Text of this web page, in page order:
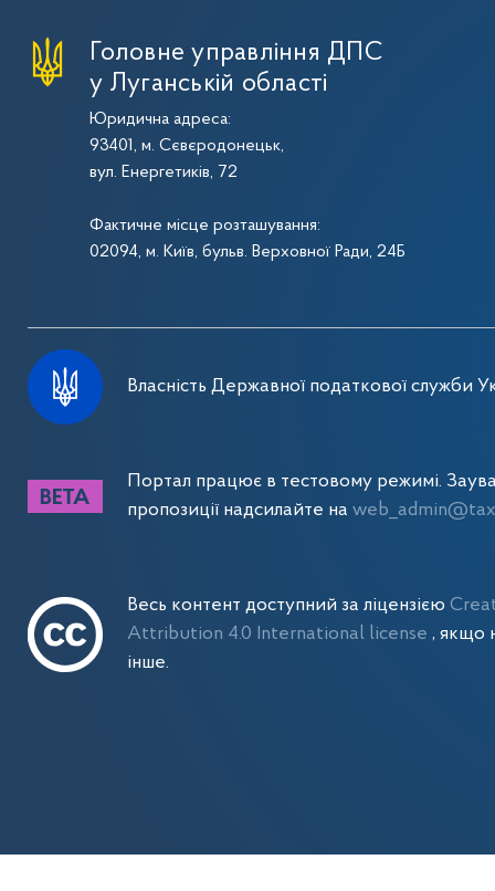
Головне управління ДПС
у Луганській області
Юридична адреса:
93401, м. Сєвєродонецьк,
вул. Енергетиків, 72
Фактичне місце розташування:
02094, м. Київ, бульв. Верховної Ради, 24Б
Власність Державної податкової служби
Портал працює в тестовому режимі.
пропозиції надсилайте на
Весь контент доступний за ліцензією
Attribution 4.0 International license , якщо
інше.